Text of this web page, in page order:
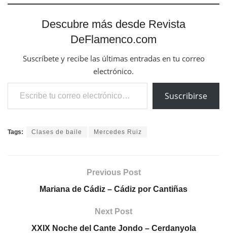
Descubre más desde Revista
DeFlamenco.com
Suscríbete y recibe las últimas entradas en tu correo
electrónico.
Escribe tu correo electrónico…
Suscribirse
Tags: Clases de baile Mercedes Ruiz
Previous Post
Mariana de Cádiz – Cádiz por Cantiñas
Next Post
XXIX Noche del Cante Jondo – Cerdanyola